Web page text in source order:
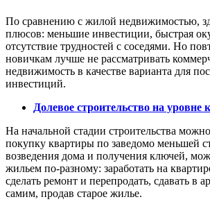
По сравнению с жилой недвижимостью,
плюсов: меньшие инвестиции, быстрая
отсутствие трудностей с соседями. Но
новичкам лучше не рассматривать
недвижимость в качестве варианта для
инвестиций.
Долевое строительство на уровне
На начальной стадии строительства
покупку квартиры по заведомо меньшей
возведения дома и получения ключей,
жильем по-разному: заработать на
сделать ремонт и перепродать, сдавать в
самим, продав старое жилье.